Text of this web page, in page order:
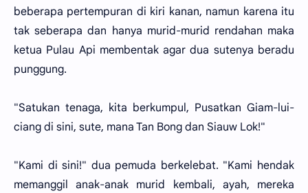
beberapa pertempuran di kiri kanan, namun karena itu
tak seberapa dan hanya murid-murid rendahan maka
ketua Pulau Api membentak agar dua sutenya beradu
punggung.
"Satukan tenaga, kita berkumpul, Pusatkan Giam-lui-
ciang di sini, sute, mana Tan Bong dan Siauw Lok!"
"Kami di sini!" dua pemuda berkelebat. "Kami hendak
memanggil anak-anak murid kembali, ayah, mereka